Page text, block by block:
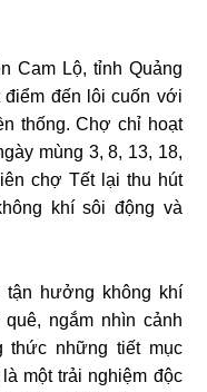
Cam Lộ, tỉnh Quảng
đến lôi cuốn với
thống. Chợ chỉ hoạt
mùng 3, 8, 13, 18,
chợ Tết lại thu hút
khí sôi động và
hưởng không khí
ngắm nhìn cảnh
thức những tiết mục
một trải nghiệm độc